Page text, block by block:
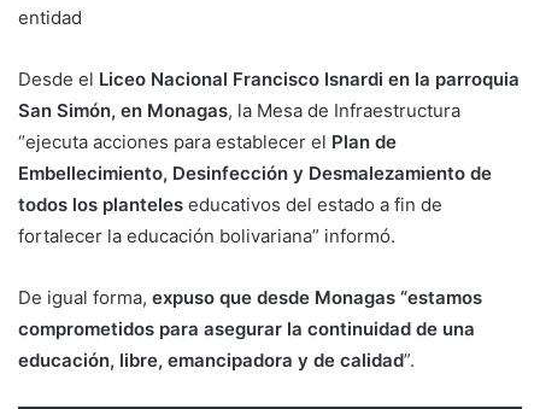
entidad
Desde el Liceo Nacional Francisco Isnardi en la parroquia
San Simón, en Monagas, la Mesa de Infraestructura
“ejecuta acciones para establecer el Plan de
Embellecimiento, Desinfección y Desmalezamiento de
todos los planteles educativos del estado a fin de
fortalecer la educación bolivariana” informó.
De igual forma, expuso que desde Monagas “estamos
comprometidos para asegurar la continuidad de una
educación, libre, emancipadora y de calidad”.